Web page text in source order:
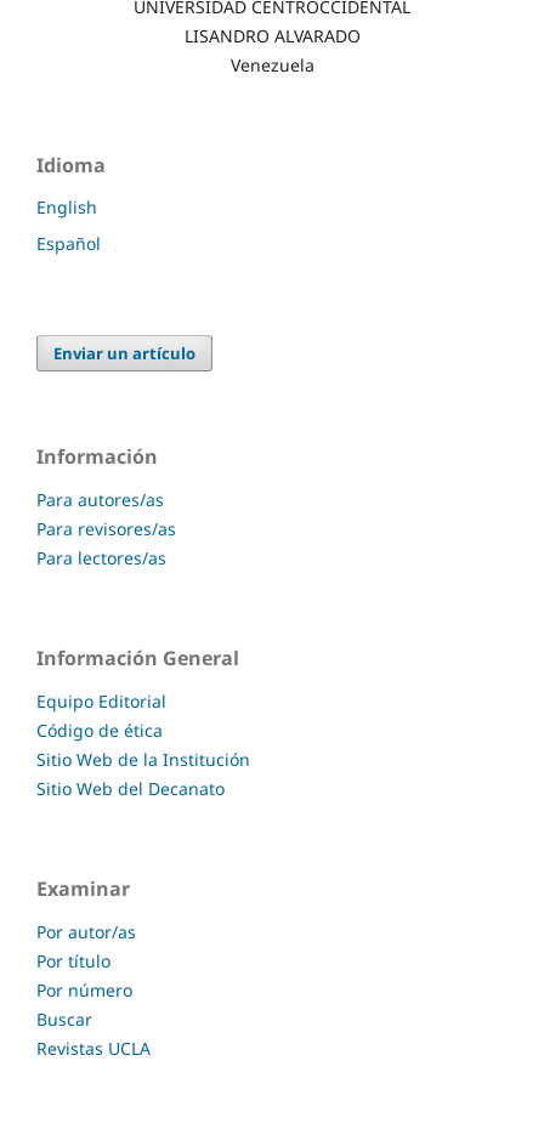
UNIVERSIDAD CENTROCCIDENTAL
LISANDRO ALVARADO
Venezuela
Idioma
English
Español
Enviar un artículo
Información
Para autores/as
Para revisores/as
Para lectores/as
Información General
Equipo Editorial
Código de ética
Sitio Web de la Institución
Sitio Web del Decanato
Examinar
Por autor/as
Por título
Por número
Buscar
Revistas UCLA